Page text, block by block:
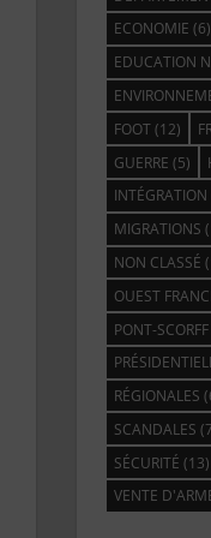
ECONOMIE (6)
EDUCATION
FOOT(12)
GUERRE (5)
INTÉGRATION
MIGRATIONS
NON CLASSÉ
OUEST
PONT-SCORFF
RÉGIONALES
SCANDALES
SÉCURITÉ (13)
VENTE